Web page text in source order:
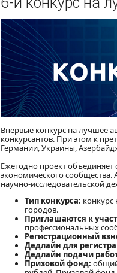
Впервые конкурс на лучшее
конкурсантов. При этом к
Германии, Украины,
Ежегодно проект объединяет
экономического сообщества.
научно-исследовательской
Тип конкурса: конкурс
городов.
Приглашаются к
профессиональных
Регистрационный
Дедлайн для
Дедлайн подачи
Призовой фонд: